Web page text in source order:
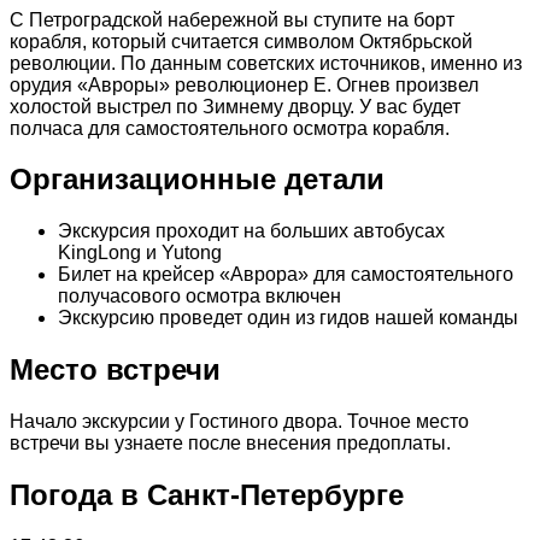
С Петроградской набережной вы ступите на борт
корабля, который считается символом Октябрьской
революции. По данным советских источников, именно из
орудия «Авроры» революционер Е. Огнев произвел
холостой выстрел по Зимнему дворцу. У вас будет
полчаса для самостоятельного осмотра корабля.
Организационные детали
Экскурсия проходит на больших автобусах
KingLong и Yutong
Билет на крейсер «Аврора» для самостоятельного
получасового осмотра включен
Экскурсию проведет один из гидов нашей команды
Место встречи
Начало экскурсии у Гостиного двора. Точное место
встречи вы узнаете после внесения предоплаты.
Погода в Санкт-Петербурге